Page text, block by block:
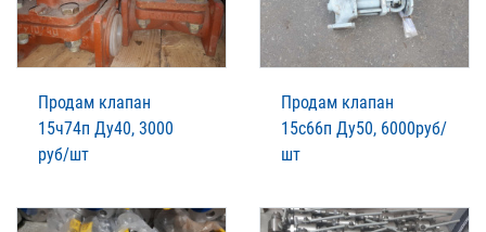
Продам клапан
15ч74п Ду40, 3000
руб/шт
Продам клапан
15с66п Ду50, 6000руб/
шт